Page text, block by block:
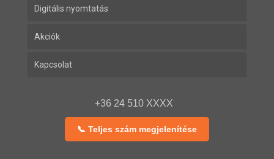
Digitális nyomtatás
Akciók
Kapcsolat
+36 24 510 XXXX
📞 Teljes szám megjelenítése